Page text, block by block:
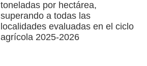
toneladas por hectárea,
superando a todas las
localidades evaluadas en el ciclo
agrícola 2025-2026